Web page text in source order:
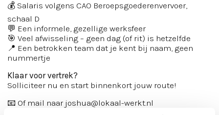
💰 Salaris volgens CAO Beroepsgoederenvervoer,
schaal D
💬 Een informele, gezellige werksfeer
🎯 Veel afwisseling – geen dag (of rit) is hetzelfde
📍 Een betrokken team dat je kent bij naam, geen
nummertje
Klaar voor vertrek?
Solliciteer nu en start binnenkort jouw route!
📧 Of mail naar joshua@lokaal-werkt.nl